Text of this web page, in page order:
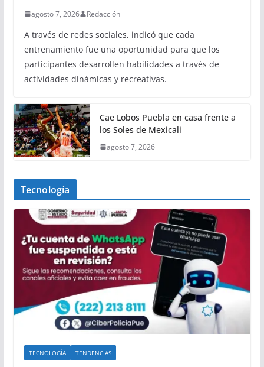
agosto 7, 2026 Redacción
A través de redes sociales, indicó que cada
entrenamiento fue una oportunidad para que los
participantes desarrollen habilidades a través de
actividades dinámicas y recreativas.
Cae Lobos Puebla en casa frente a
los Soles de Mexicali
agosto 7, 2026
Tecnología
TECNOLOGÍA TENDENCIAS